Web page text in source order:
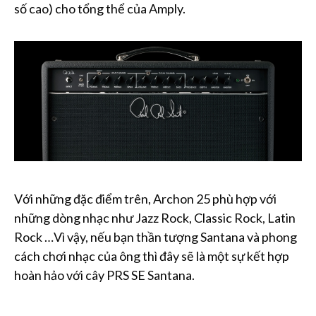
số cao) cho tổng thể của Amply.
Với những đặc điểm trên, Archon 25 phù hợp với
những dòng nhạc như Jazz Rock, Classic Rock, Latin
Rock …Vì vậy, nếu bạn thần tượng Santana và phong
cách chơi nhạc của ông thì đây sẽ là một sự kết hợp
hoàn hảo với cây PRS SE Santana.